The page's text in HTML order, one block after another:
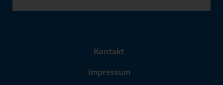
Kontakt
Impressum